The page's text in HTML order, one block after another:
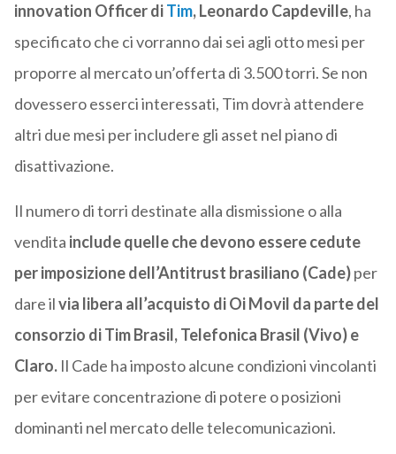
innovation Officer diTim, Leonardo Capdeville, ha
specificato che ci vorranno dai sei agli otto mesi per
proporre al mercato un’offerta di 3.500 torri. Se non
dovessero esserci interessati, Tim dovrà attendere
altri due mesi per includere gli asset nel piano di
disattivazione.
Il numero di torri destinate alla dismissione o alla
vendita include quelle che devono essere cedute
per imposizione dell’Antitrust brasiliano (Cade)per
dare ilvia libera all’acquisto di Oi Movil da parte del
consorzio di Tim Brasil, Telefonica Brasil (Vivo) e
Claro.Il Cade ha imposto alcune condizioni vincolanti
per evitare concentrazione di potere o posizioni
dominanti nel mercato delle telecomunicazioni.